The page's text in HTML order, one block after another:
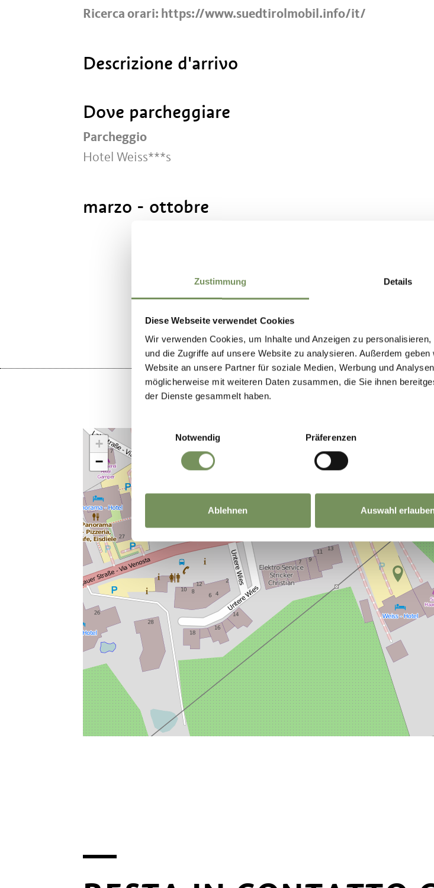
Zustimmung Details
Diese Webseite verwendet Cookies
Wir verwenden Cookies, um Inhalte und Anzeigen zu
und die Zugriffe auf unsere Website zu analysieren. Außerdem
Website an unsere Partner für soziale Medien, Werbung und
möglicherweise mit weiteren Daten zusammen, die Sie ihnen
der Dienste gesammelt haben.
Notwendig
Präferenzen
Ablehnen Auswahl
Ricerca orari: https://www.suedtirolmobil.info/it/
Descrizione d'arrivo
Dove parcheggiare
Parcheggio
Hotel Weiss***s
marzo - ottobre
IL CONTENUTO VI È STATO UTILE?
+
−